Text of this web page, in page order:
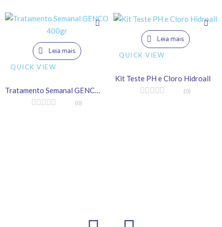
Leia mais
QUICK VIEW
(0)
Leia mais
QUICK VIEW
Kit Teste PH e Cloro Hidroall
(0)